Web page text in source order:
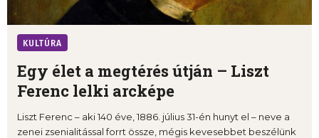
KULTÚRA
Egy élet a megtérés útján – Liszt
Ferenc lelki arcképe
Liszt Ferenc – aki 140 éve, 1886. július 31-én hunyt el – neve a
zenei zsenialitással forrt össze, mégis kevesebbet beszélünk